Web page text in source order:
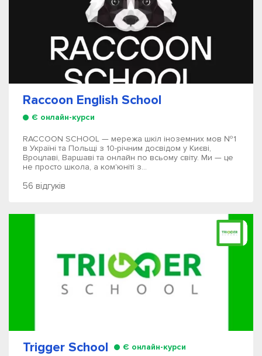
Raccoon English School
Є онлайн-курси
RACCOON SCHOOL — мережа шкіл іноземних мов №1
в Україні та Польщі з 10-річним досвідом у Києві,
Вроцлаві, Варшаві та онлайн по всьому світу. Ми — це
не просто школа, а ком'юніті з...
56 відгуків
Trigger School Є онлайн-курси